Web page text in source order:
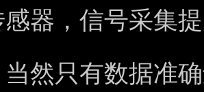
感器，信号采集
然只有数据准